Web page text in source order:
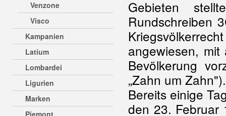
Venzone
Visco
Kampanien
Latium
Lombardei
Ligurien
Marken
Piemont
Gebieten
Rundschreiben
angewiesen,
Bevölkerung
„Zahn um Zahn").
Bereits einige
den 23. Februar